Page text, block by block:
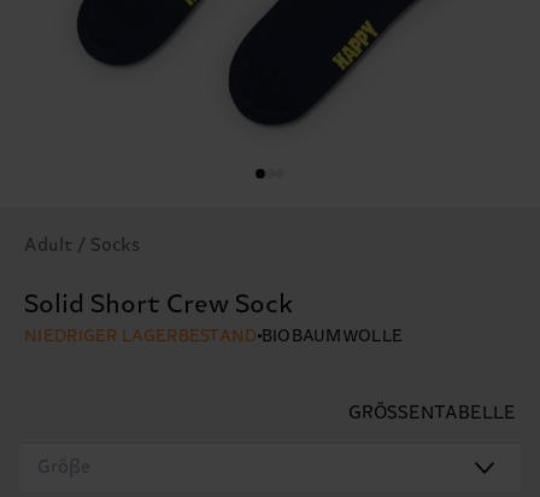
Adult / Socks
Solid Short Crew Sock
NIEDRIGER LAGERBESTAND BIOBAUMWOLLE
GRÖSSENTABELLE
Größe